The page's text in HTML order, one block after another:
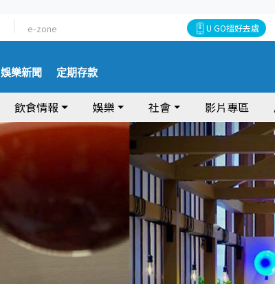
e-zone U GO搵好去處
娛樂新聞 定期存款
飲食情報 娛樂 社會 影片專區